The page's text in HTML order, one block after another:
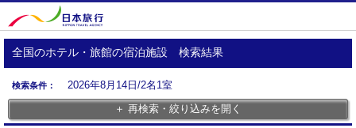
全国のホテル・旅館の宿泊施設 検索結果
検索条件：
2026年8月14日/2名1室
＋ 再検索・絞り込みを開く